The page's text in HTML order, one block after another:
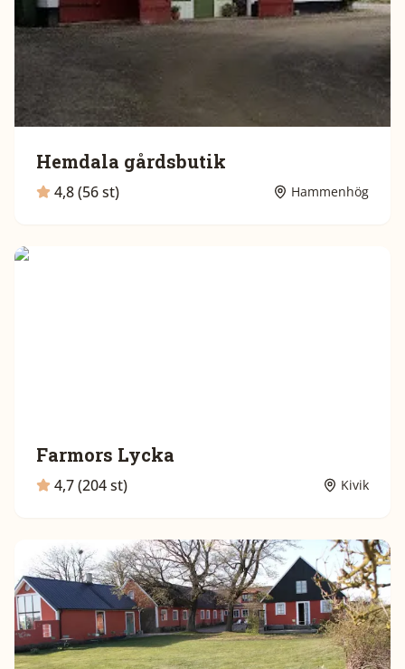
Hemdala gårdsbutik
4,8 (56 st) Hammenhög
Farmors Lycka
4,7 (204 st) Kivik